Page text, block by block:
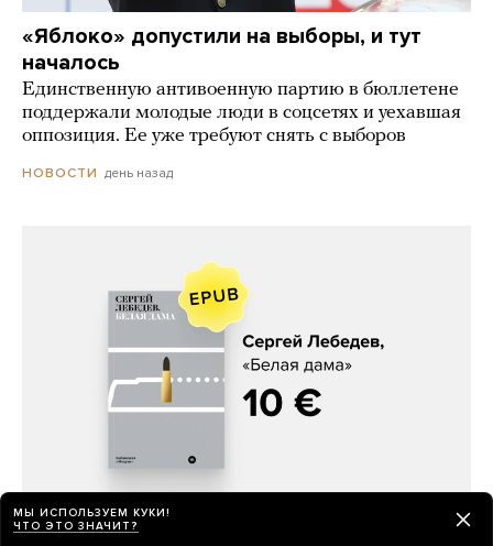
«Яблоко» допустили на выборы, и тут
началось
Единственную антивоенную партию в бюллетене
поддержали молодые люди в соцсетях и уехавшая
оппозиция. Ее уже требуют снять с выборов
НОВОСТИ день назад
Сергей Лебедев, «Белая дама»
МЫ ИСПОЛЬЗУЕМ КУКИ!
ЧТО ЭТО ЗНАЧИТ?